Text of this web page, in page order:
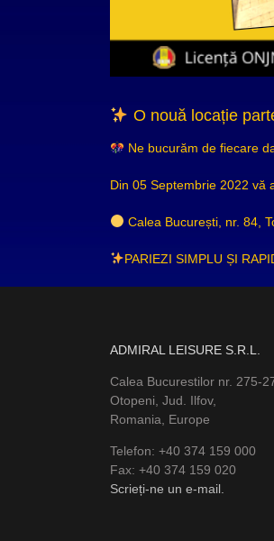
O nouă locație
Ne bucurăm de fiecare
Din 05 Septembrie 2022 vă
Calea București, nr. 84,
PARIEZI SIMPLU ȘI
ADMIRAL LEISURE S.R.L.
Calea Bucurestilor nr. 275-
Otopeni, Jud. Ilfov,
Romania, Europe
Telefon: +40 374 159 000
Fax: +40 374 159 020
Scrieți-ne un e-mail.